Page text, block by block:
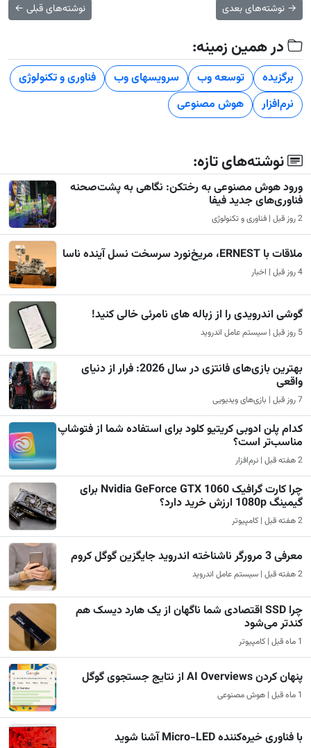
→ نوشته‌های بعدی نوشته‌های قبلی ←
در همین زمینه:
برگزیده توسعه وب سرویسهای وب
فناوری و تکنولوژی
نرم‌افزار
هوش مصنوعی
نوشته‌های تازه:
ورود هوش مصنوعی به رختکن: نگاهی به پشت‌صحنه
فناوری‌های جدید فیفا
2 روز قبل | فناوری و تکنولوژی
ملاقات با ERNEST، مریخ‌نورد سرسخت نسل آینده ناسا
4 روز قبل | اخبار
گوشی اندرویدی را از زباله های نامرئی خالی کنید!
5 روز قبل | سیستم عامل اندروید
بهترین بازی‌های فانتزی در سال 2026: فرار از دنیای
واقعی
7 روز قبل | بازی‌های ویدیویی
کدام پلن ادوبی کریتیو کلود برای استفاده شما از فتوشاپ
مناسب‌تر است؟
2 هفته قبل | نرم‌افزار
چرا کارت گرافیک Nvidia GeForce GTX 1060 برای
گیمینگ 1080p ارزش خرید دارد؟
2 هفته قبل | کامپیوتر
معرفی 3 مرورگر ناشناخته اندروید جایگزین گوگل کروم
2 هفته قبل | سیستم عامل اندروید
چرا SSD اقتصادی شما ناگهان از یک هارد دیسک هم
کندتر می‌شود
1 ماه قبل | کامپیوتر
پنهان کردن AI Overviews از نتایج جستجوی گوگل
1 ماه قبل | هوش مصنوعی
با فناوری خیره‌کننده Micro-LED آشنا شوید